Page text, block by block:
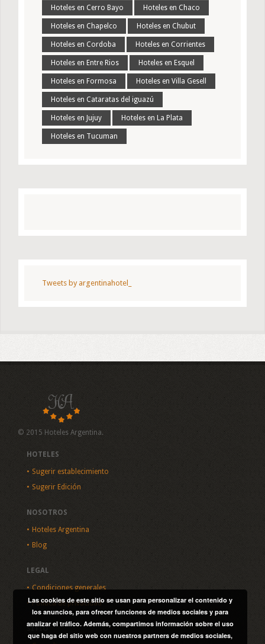
Hoteles en Cerro Bayo Hoteles en Chaco
Hoteles en Chapelco Hoteles en Chubut
Hoteles en Cordoba Hoteles en Corrientes
Hoteles en Entre Rios Hoteles en Esquel
Hoteles en Formosa Hoteles en Villa Gesell
Hoteles en Cataratas del iguazú
Hoteles en Jujuy Hoteles en La Plata
Hoteles en Tucuman
Tweets by argentinahotel_
© 2015 Hoteles Argentina.
HOTELES
Sugerir establecimiento
Sugerir Edición
NOSOTROS
Hoteles Argentina
Blog
LEGAL
Condiciones generales
Política de privacidad
SITIO
Las cookies de este sitio se usan para personalizar el contenido y
los anuncios, para ofrecer funciones de medios sociales y para
analizar el tráfico. Además, compartimos información sobre el uso
que haga del sitio web con nuestros partners de medios sociales,